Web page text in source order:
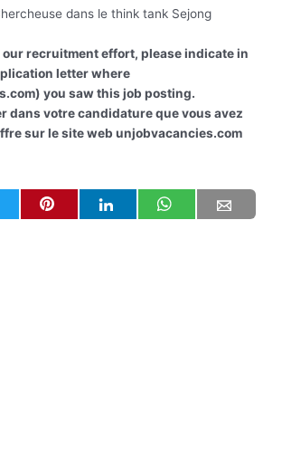
dans le think tank Sejong
our recruitment effort, please indicate in
letter where
you saw this job posting.
dans votre candidature que vous avez
sur le site web unjobvacancies.com